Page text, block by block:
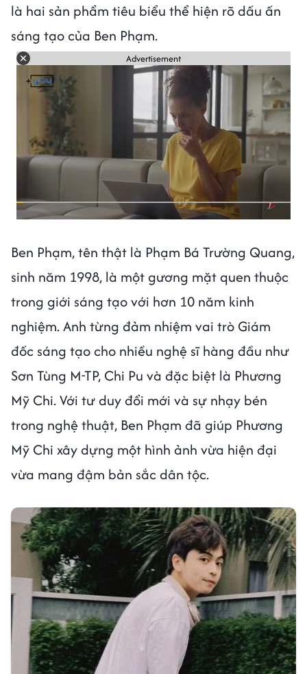
là hai sản phẩm tiêu biểu thể hiện rõ dấu ấn
sáng tạo của Ben Phạm.
Advertisement
Ben Phạm, tên thật là Phạm Bá Trường Quang,
sinh năm 1998, là một gương mặt quen thuộc
trong giới sáng tạo với hơn 10 năm kinh
nghiệm. Anh từng đảm nhiệm vai trò Giám
đốc sáng tạo cho nhiều nghệ sĩ hàng đầu như
Sơn Tùng M-TP, Chi Pu và đặc biệt là Phương
Mỹ Chi. Với tư duy đổi mới và sự nhạy bén
trong nghệ thuật, Ben Phạm đã giúp Phương
Mỹ Chi xây dựng một hình ảnh vừa hiện đại
vừa mang đậm bản sắc dân tộc.